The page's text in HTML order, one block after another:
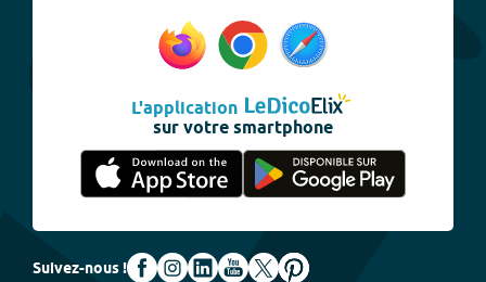
L'application
sur votre smartphone
Suivez-nous !